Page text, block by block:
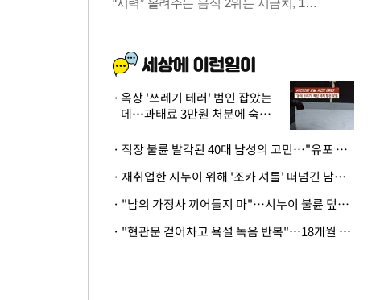
옥상 '쓰레기 테러' 범인 잡았는
데…과태료 3만원 처분에 숙박업
· 직장 불륜 발각된 40대 남성의 고민…"유포 동료 명예훼손·협박죄 고소 가능할까"
· 재취업한 시누이 위해 '조카 셔틀' 떠넘긴 남편…아내 "난 못한다"
· "남의 가정사 끼어들지 마"…시누이 불륜 덮으려는 남편에 억울한 아내
· "현관문 걷어차고 욕설 녹음 반복"…18개월 아기 키우는 집 뒤흔든 '앞집의 비극'